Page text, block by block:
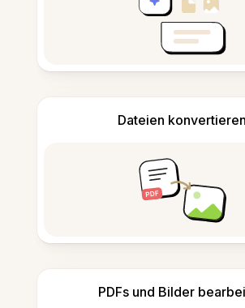
Dateien konvertieren
PDFs und Bilder